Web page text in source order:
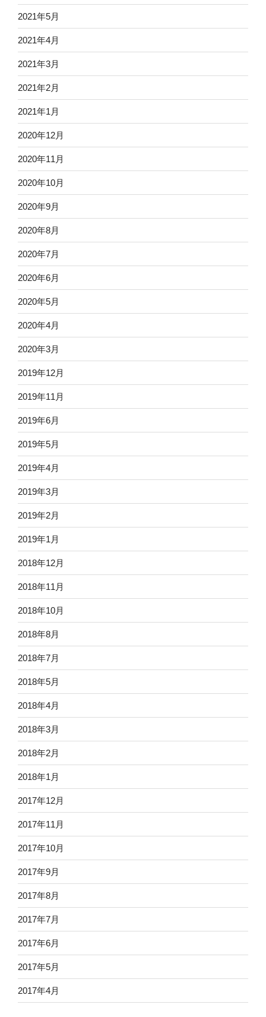
2021年5月
2021年4月
2021年3月
2021年2月
2021年1月
2020年12月
2020年11月
2020年10月
2020年9月
2020年8月
2020年7月
2020年6月
2020年5月
2020年4月
2020年3月
2019年12月
2019年11月
2019年6月
2019年5月
2019年4月
2019年3月
2019年2月
2019年1月
2018年12月
2018年11月
2018年10月
2018年8月
2018年7月
2018年5月
2018年4月
2018年3月
2018年2月
2018年1月
2017年12月
2017年11月
2017年10月
2017年9月
2017年8月
2017年7月
2017年6月
2017年5月
2017年4月